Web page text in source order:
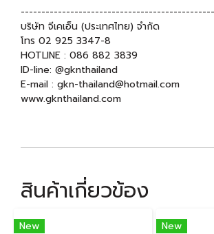
บริษัท จีเคเอ็น (ประเทศไทย) จำกัด
โทร 02 925 3347-8
HOTLINE : 086 882 3839
ID-line: @gknthailand
E-mail : gkn-thailand@hotmail.com
www.gknthailand.com
สินค้าเกี่ยวข้อง
New New